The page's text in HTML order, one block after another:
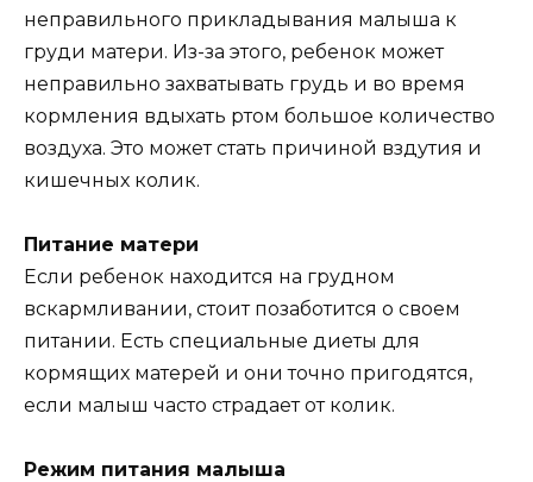
неправильного прикладывания малыша к
груди матери. Из-за этого, ребенок может
неправильно захватывать грудь и во время
кормления вдыхать ртом большое количество
воздуха. Это может стать причиной вздутия и
кишечных колик.
Питание матери
Если ребенок находится на грудном
вскармливании, стоит позаботится о своем
питании. Есть специальные диеты для
кормящих матерей и они точно пригодятся,
если малыш часто страдает от колик.
Режим питания малыша